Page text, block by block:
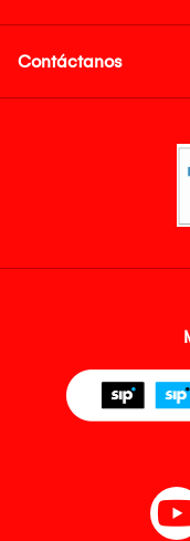
Contáctanos